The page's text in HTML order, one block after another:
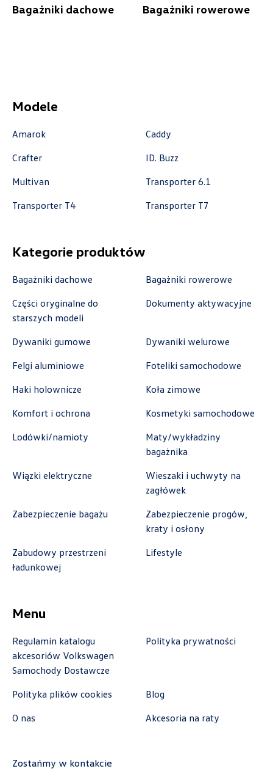
Bagażniki dachowe Bagażniki rowerowe
Autorud Stalowa Wola
ul. Komisji Edukacji Narodowej 49, Stalowa
k.cwik@autorudstw.pl
ul. Łódzka 27, Zduńska Wola
+48 609 991 995
czesci@autoweber.pl
ul. Szczecińska 38A, Łódź
ul. Szczecińska 117, Szczecin - Radziszewo
Berdychowski
ul. Owsiana 27, Poznań
sklep@berdychowski.com.pl
Modele
Amarok
Caddy
Crafter
ID. Buzz
Multivan
Transporter 6.1
Transporter T4
Transporter T7
Kategorie produktów
Bagażniki dachowe
Bagażniki rowerowe
Części oryginalne do
starszych modeli
Dokumenty aktywacyjne
Dywaniki gumowe
Dywaniki welurowe
Felgi aluminiowe
Foteliki samochodowe
Haki holownicze
Koła zimowe
Komfort i ochrona
Kosmetyki samochodowe
Lodówki/namioty
Maty/wykładziny
bagażnika
Wiązki elektryczne
Wieszaki i uchwyty na
zagłówek
Zabezpieczenie bagażu
Zabezpieczenie progów,
kraty i osłony
Zabudowy przestrzeni
ładunkowej
Lifestyle
Menu
Regulamin katalogu
akcesoriów Volkswagen
Samochody Dostawcze
Polityka prywatności
Polityka plików cookies
Blog
O nas
Akcesoria na raty
Zostańmy w kontakcie